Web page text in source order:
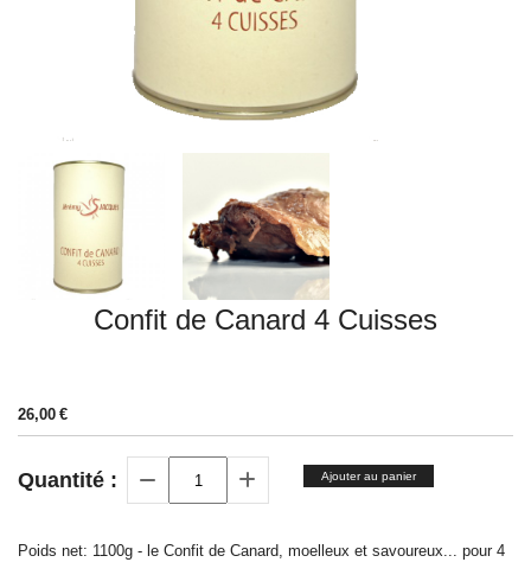
Confit de Canard 4 Cuisses
26,00 €
Quantité : Ajouter au panier
Poids net: 1100g - le Confit de Canard, moelleux et savoureux... pour 4